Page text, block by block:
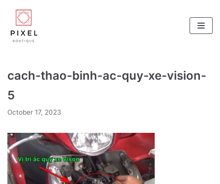
Skip
to
content
cach-thao-binh-ac-quy-xe-vision-
5
October 17, 2023